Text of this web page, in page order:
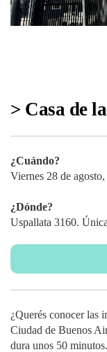
> Casa de
¿Cuándo?
Viernes 28 de agosto,
¿Dónde?
Uspallata 3160.
¿Querés conocer las
Ciudad de Buenos
dura unos 50